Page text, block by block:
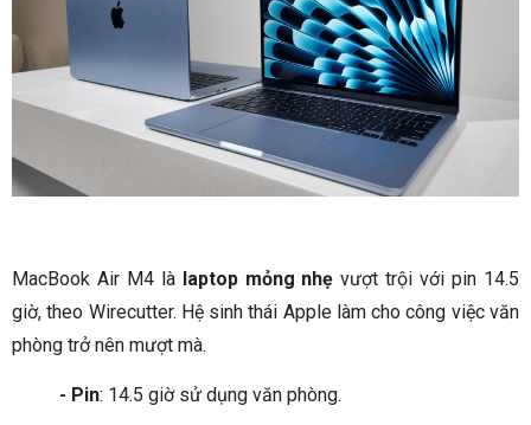
MacBook Air M4 là laptop mỏng nhẹ vượt trội với pin 14.5
giờ, theo Wirecutter. Hệ sinh thái Apple làm cho công việc văn
phòng trở nên mượt mà.
- Pin: 14.5 giờ sử dụng văn phòng.